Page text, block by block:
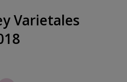
Varietales